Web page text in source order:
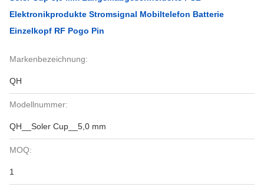
Elektronikprodukte Stromsignal Mobiltelefon Batterie
Einzelkopf RF Pogo Pin
Markenbezeichnung:
QH
Modellnummer:
QH__Soler Cup__5,0 mm
MOQ:
1